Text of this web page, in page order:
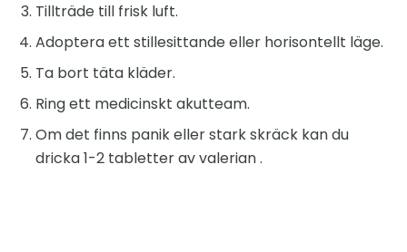
Tillträde till frisk luft.
Adoptera ett stillesittande eller horisontellt läge.
Ta bort täta kläder.
Ring ett medicinskt akutteam.
Om det finns panik eller stark skräck kan du
dricka 1-2 tabletter av valerian .